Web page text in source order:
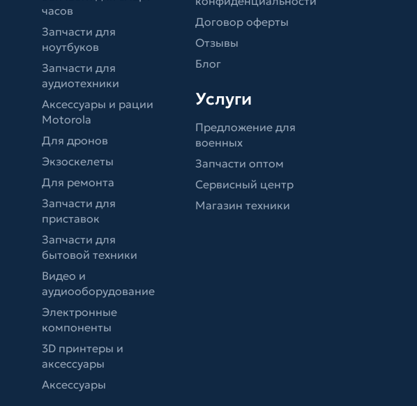
часов
Запчасти для
ноутбуков
Запчасти для
аудиотехники
Аксессуары и рации
Motorola
Для дронов
Экзоскелеты
Для ремонта
Запчасти для
приставок
Запчасти для
бытовой техники
Видео и
аудиооборудование
Электронные
компоненты
3D принтеры и
аксессуары
Аксессуары
Договор оферты
Отзывы
Блог
Услуги
Предложение для
военных
Запчасти оптом
Сервисный центр
Магазин техники